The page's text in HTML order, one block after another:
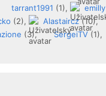
tarrant1991 (1), emilly
(2), Alastaircz(10),
(3), SergeiTV(1),